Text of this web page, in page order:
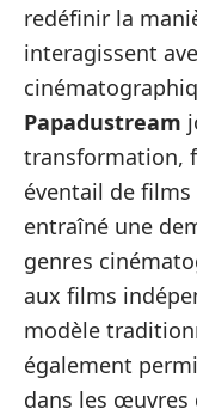
redéfinir la
interagissent
Papadustream
transformation,
éventail de films
entraîné une
genres
aux films
modèle
également
dans les œuvres